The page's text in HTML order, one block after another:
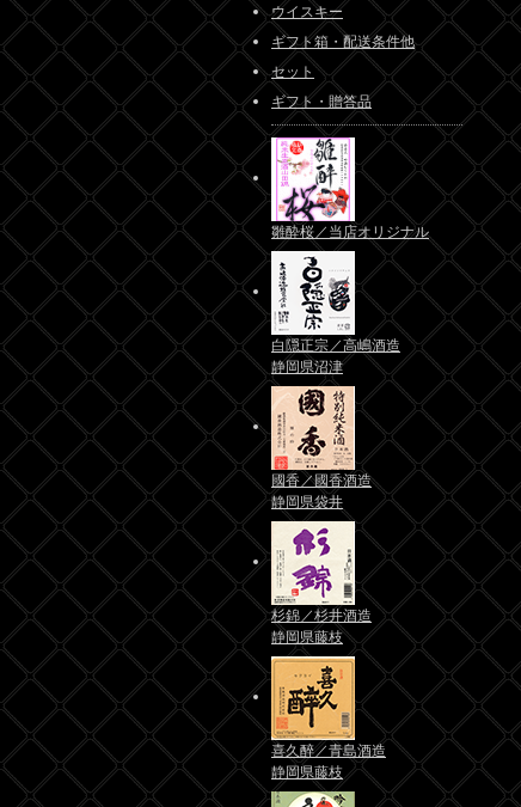
ウイスキー
ギフト箱・配送条件他
セット
ギフト・贈答品
雛酔桜／当店オリジナル
白隠正宗／高嶋酒造
静岡県沼津
國香／國香酒造
静岡県袋井
杉錦／杉井酒造
静岡県藤枝
喜久醉／青島酒造
静岡県藤枝